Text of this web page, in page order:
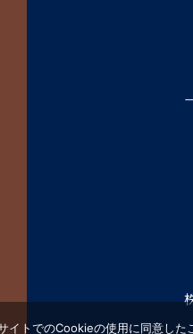
イトでのCookieの使用に同意した